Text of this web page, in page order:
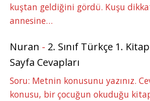
kuştan geldiğini gördü. Kuşu
annesine…
Nuran - 2. Sınıf Türkçe 1.
Sayfa Cevapları
Soru: Metnin konusunu yazınız.
konusu, bir çocuğun okuduğu